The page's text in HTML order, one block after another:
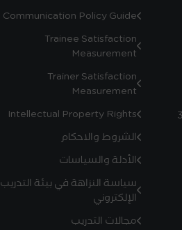
Communication Policy Guide
Trainee Satisfaction
Measurement
Trainer Satisfaction
Measurement
Intellectual Property Rights
الشروط والاحكام
الأدلة والسياسات
سياسة النزاهة في بيئة التدريب
الإلكتروني
مجالات التدريب